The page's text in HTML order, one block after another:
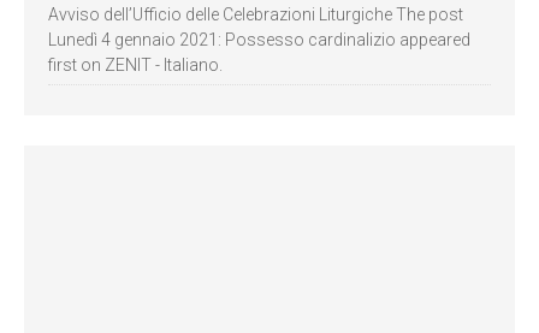
Avviso dell’Ufficio delle Celebrazioni Liturgiche The post
Lunedì 4 gennaio 2021: Possesso cardinalizio appeared
first on ZENIT - Italiano.